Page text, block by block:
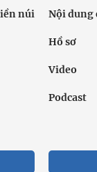
núi Nội dung
Hồ sơ
Video
Podcast